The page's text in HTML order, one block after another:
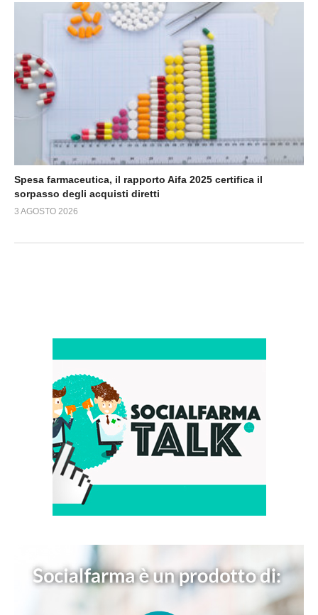
Spesa farmaceutica, il rapporto Aifa 2025 certifica il
sorpasso degli acquisti diretti
3 AGOSTO 2026